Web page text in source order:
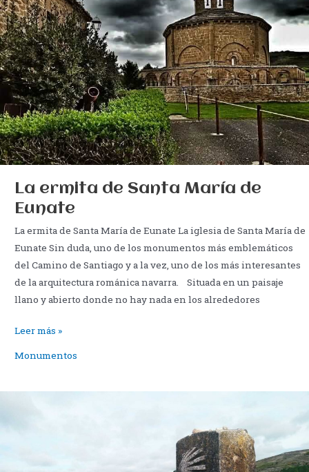
La ermita de Santa María de
Eunate
La ermita de Santa María de Eunate La iglesia de Santa María de
Eunate Sin duda, uno de los monumentos más emblemáticos
del Camino de Santiago y a la vez, uno de los más interesantes
de la arquitectura románica navarra. Situada en un paisaje
llano y abierto donde no hay nada en los alrededores
La
Leer más »
Monumentos